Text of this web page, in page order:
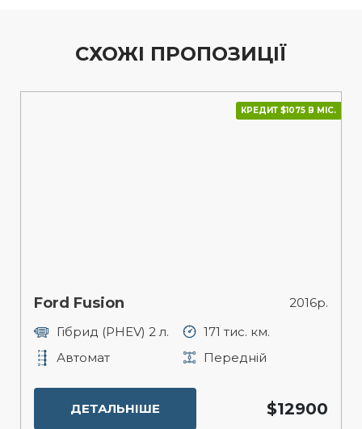
СХОЖІ ПРОПОЗИЦІЇ
КРЕДИТ $1075 В МІС.
Ford Fusion
2016р.
Гібрид (PHEV) 2 л.
171 тис. км.
Автомат
Передній
ДЕТАЛЬНІШЕ $12900